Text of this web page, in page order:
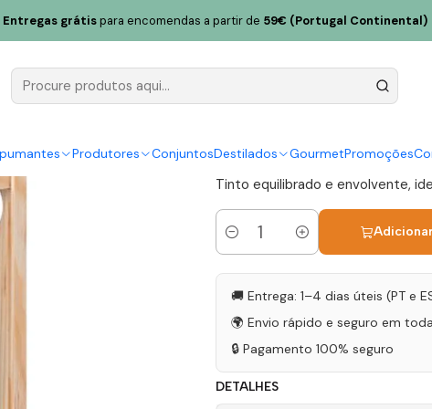
Produtores ConjuntosDestilados GourmetPromoções
Entregas grátispara encomendas a partir de 59€ (Portugal Continental)
das Pedras Magnum Tejo Tinto 1.5L
Quinta da
|
Tinto equilibrado e envolvente,
Quantidade
🚚 Entrega: 1–4 dias úteis (PT e
🌍 Envio rápido e seguro em
🔒 Pagamento 100% seguro
DETALHES